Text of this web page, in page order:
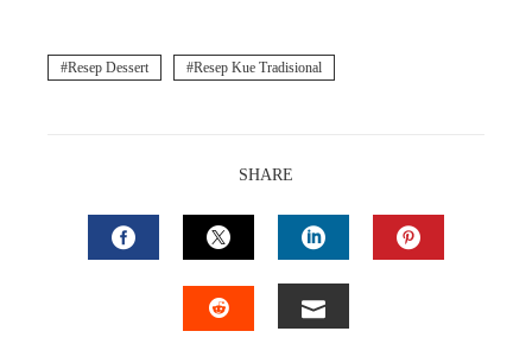
Resep Dessert Resep Kue Tradisional
SHARE
FACEBOOKTWITTERLINKEDIN